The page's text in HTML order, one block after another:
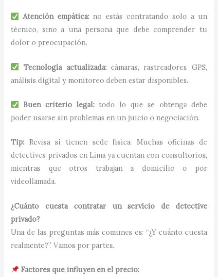
Atención empática:no estás contratando solo a un
técnico, sino a una persona que debe comprender tu
dolor o preocupación.
Tecnología actualizada:cámaras, rastreadores GPS,
análisis digital y monitoreo deben estar disponibles.
Buen criterio legal: todo lo que se obtenga debe
poder usarse sin problemas en un juicio o negociación.
Tip: Revisa si tienen sede física. Muchas oficinas de
detectives privados en Lima ya cuentan con consultorios,
mientras que otros trabajan a domicilio o por
videollamada.
¿Cuánto cuesta contratar un servicio de detective
privado?
Una de las preguntas más comunes es: “¿Y cuánto cuesta
realmente?”. Vamos por partes.
Factores que influyen en el precio: